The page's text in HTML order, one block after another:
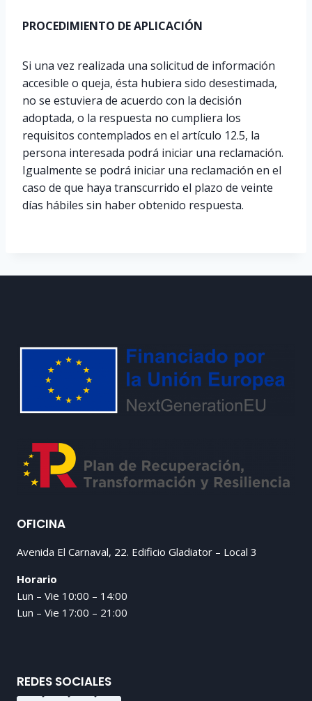
PROCEDIMIENTO DE APLICACIÓN
Si una vez realizada una solicitud de información
accesible o queja, ésta hubiera sido desestimada,
no se estuviera de acuerdo con la decisión
adoptada, o la respuesta no cumpliera los
requisitos contemplados en el artículo 12.5, la
persona interesada podrá iniciar una reclamación.
Igualmente se podrá iniciar una reclamación en el
caso de que haya transcurrido el plazo de veinte
días hábiles sin haber obtenido respuesta.
OFICINA
Avenida El Carnaval, 22. Edificio Gladiator – Local 3
Horario
Lun – Vie 10:00 – 14:00
Lun – Vie 17:00 – 21:00
REDES SOCIALES